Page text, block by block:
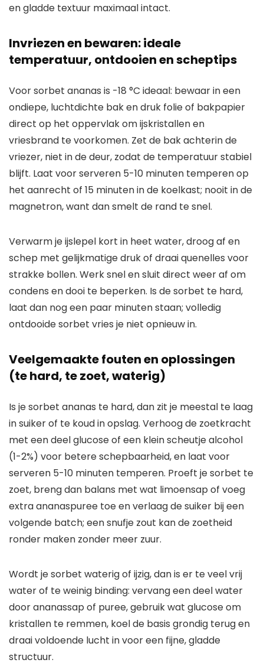
en gladde textuur maximaal intact.
Invriezen en bewaren: ideale
temperatuur, ontdooien en scheptips
Voor sorbet ananas is -18 °C ideaal: bewaar in een
ondiepe, luchtdichte bak en druk folie of bakpapier
direct op het oppervlak om ijskristallen en
vriesbrand te voorkomen. Zet de bak achterin de
vriezer, niet in de deur, zodat de temperatuur stabiel
blijft. Laat voor serveren 5-10 minuten temperen op
het aanrecht of 15 minuten in de koelkast; nooit in de
magnetron, want dan smelt de rand te snel.
Verwarm je ijslepel kort in heet water, droog af en
schep met gelijkmatige druk of draai quenelles voor
strakke bollen. Werk snel en sluit direct weer af om
condens en dooi te beperken. Is de sorbet te hard,
laat dan nog een paar minuten staan; volledig
ontdooide sorbet vries je niet opnieuw in.
Veelgemaakte fouten en oplossingen
(te hard, te zoet, waterig)
Is je sorbet ananas te hard, dan zit je meestal te laag
in suiker of te koud in opslag. Verhoog de zoetkracht
met een deel glucose of een klein scheutje alcohol
(1-2%) voor betere schepbaarheid, en laat voor
serveren 5-10 minuten temperen. Proeft je sorbet te
zoet, breng dan balans met wat limoensap of voeg
extra ananaspuree toe en verlaag de suiker bij een
volgende batch; een snufje zout kan de zoetheid
ronder maken zonder meer zuur.
Wordt je sorbet waterig of ijzig, dan is er te veel vrij
water of te weinig binding: vervang een deel water
door ananassap of puree, gebruik wat glucose om
kristallen te remmen, koel de basis grondig terug en
draai voldoende lucht in voor een fijne, gladde
structuur.